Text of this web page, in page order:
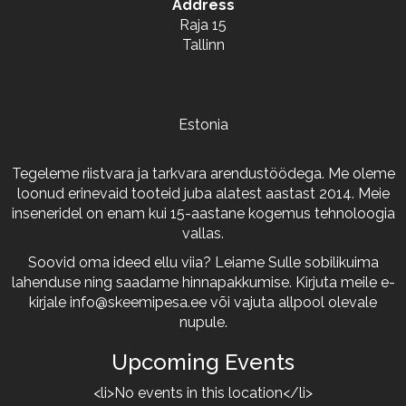
Address
Raja 15
Tallinn
Estonia
Tegeleme riistvara ja tarkvara arendustöödega. Me oleme
loonud erinevaid tooteid juba alatest aastast 2014. Meie
inseneridel on enam kui 15-aastane kogemus tehnoloogia
vallas.
Soovid oma ideed ellu viia? Leiame Sulle sobilikuima
lahenduse ning saadame hinnapakkumise. Kirjuta meile e-
kirjale info@skeemipesa.ee või vajuta allpool olevale
nupule.
Upcoming Events
<li>No events in this location</li>